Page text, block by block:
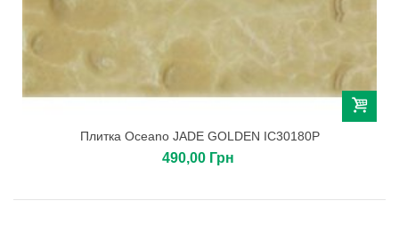
Плитка Oceano JADE GOLDEN IC30180P
490,00 Грн